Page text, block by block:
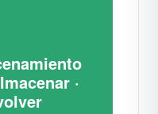
·